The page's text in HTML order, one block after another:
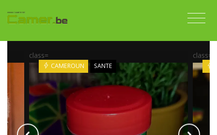
class=
CAMEROUN SANTE
class=